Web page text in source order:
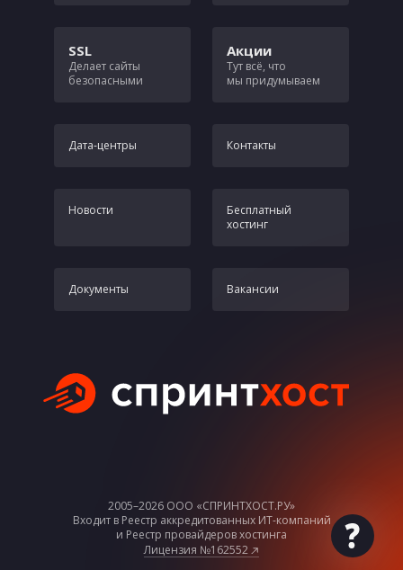
SSL
Делает сайты
безопасными
Акции
Тут всё, что
мы придумываем
Дата‑центры Контакты
Новости
Бесплатный
хостинг
Документы Вакансии
2005–2026 ООО «СПРИНТХОСТ.РУ»
Входит в Реестр аккредитованных ИТ-компаний
и Реестр провайдеров хостинга
Лицензия №162552